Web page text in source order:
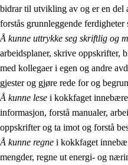
bidrar til utvikling av og er en del
forstås grunnleggende ferdigheter
Å kunne uttrykke seg skriftlig og
arbeidsplaner, skrive oppskrifter,
med kollegaer i egen og andre
gjester og gjøre rede for og
Å kunne lese i kokkfaget
informasjon, forstå manualer,
oppskrifter og ta imot og forstå
Å kunne regne i kokkfaget
mengder, regne ut energi- og